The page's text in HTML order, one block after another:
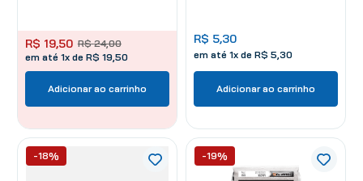
R$ 24,00
R$ 19,50
em até 1x de R$ 19,50
Adicionar ao carrinho
R$ 5,30
em até 1x de R$ 5 30
Adicionar ao carrinho
-18% -19%